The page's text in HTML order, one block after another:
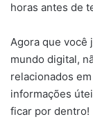
horas antes de
Agora que você
mundo digital,
relacionados
informações
ficar por dentro!